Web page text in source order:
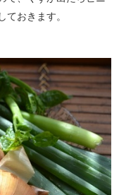
おきます。